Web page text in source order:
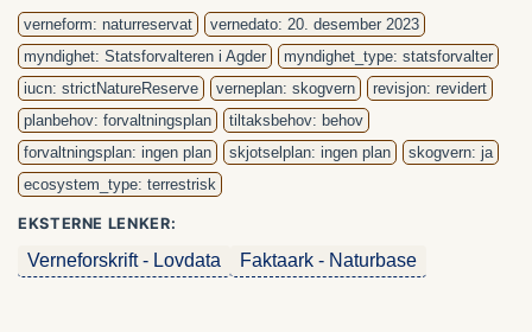
verneform: naturreservat
vernedato: 20. desember 2023
myndighet: Statsforvalteren i Agder
myndighet_type: statsforvalter
iucn: strictNatureReserve
verneplan: skogvern
revisjon: revidert
planbehov: forvaltningsplan
tiltaksbehov: behov
forvaltningsplan: ingen plan
skjotselplan: ingen plan
skogvern: ja
ecosystem_type: terrestrisk
EKSTERNE LENKER:
Verneforskrift - Lovdata Faktaark - Naturbase